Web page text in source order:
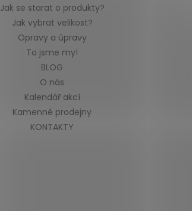
Jak se starat o produkty?
Jak vybrat velikost?
Opravy a úpravy
To jsme my!
BLOG
O nás
Kalendář akcí
Kamenné prodejny
KONTAKTY